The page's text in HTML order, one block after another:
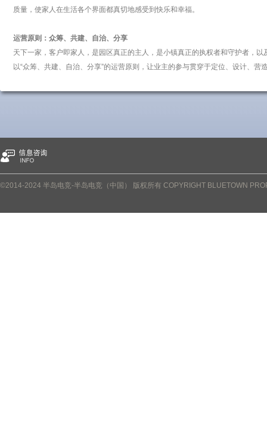
质量，使家人在生活各个界面都真切地感受到快乐和幸福。
运营原则：众筹、共建、自治、分享
天下一家，客户即家人，是园区真正的主人，是小镇真正的执权者和守护者，
以“众筹、共建、自治、分享”的运营原则，让业主的参与贯穿于定位、设计、营
©2014-2024 半岛电竞-半岛电竞（中国） 版权所有 COPYRIGHT BLUETOWN